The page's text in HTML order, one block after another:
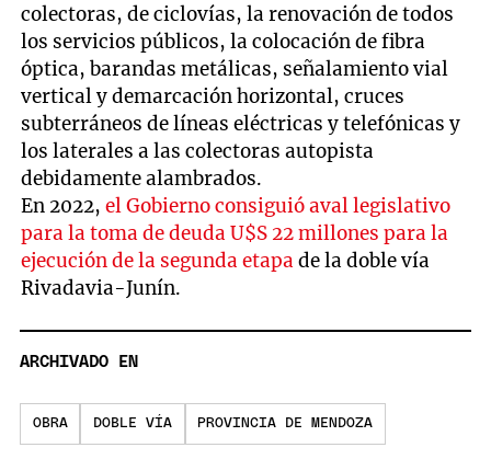
colectoras, de ciclovías, la renovación de todos
los servicios públicos, la colocación de fibra
óptica, barandas metálicas, señalamiento vial
vertical y demarcación horizontal, cruces
subterráneos de líneas eléctricas y telefónicas y
los laterales a las colectoras autopista
debidamente alambrados.
En 2022,el Gobierno consiguió aval legislativo
para la toma de deuda U$S 22 millones para la
ejecución de la segunda etapa de la doble vía
Rivadavia-Junín.
ARCHIVADO EN
OBRA DOBLE VÍA PROVINCIA DE MENDOZA